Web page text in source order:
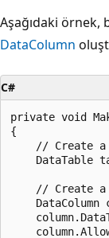
Aşağıdaki örnek,
DataColumn
C#
private void
{
// Create a
DataTable
// Create
DataColumn